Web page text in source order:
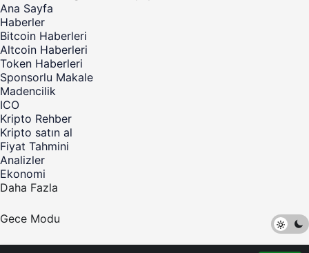
Ana Sayfa
Haberler
Bitcoin Haberleri
Altcoin Haberleri
Token Haberleri
Sponsorlu Makale
Madencilik
ICO
Kripto Rehber
Kripto satın al
Fiyat Tahmini
Analizler
Ekonomi
Daha Fazla
Gece Modu
©Telif Hakkı 2017-2023 Kripto Para Haber - Tüm Hakları